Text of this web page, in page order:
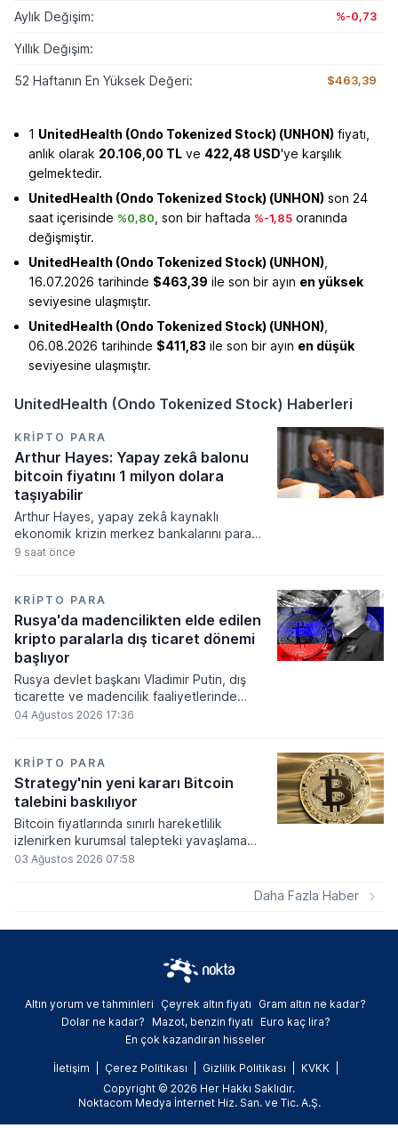
Aylık Değişim: %-0,73
Yıllık Değişim:
52 Haftanın En Yüksek Değeri: $463,39
1 UnitedHealth (Ondo Tokenized Stock) (UNHON) fiyatı,
anlık olarak 20.106,00 TL ve 422,48 USD'ye karşılık
gelmektedir.
UnitedHealth (Ondo Tokenized Stock) (UNHON) son 24
saat içerisinde %0,80 , son bir haftada %-1,85 oranında
değişmiştir.
UnitedHealth (Ondo Tokenized Stock) (UNHON)
16.07.2026 tarihinde $463,39 ile son bir ayın en yüksek
seviyesine ulaşmıştır.
UnitedHealth (Ondo Tokenized Stock) (UNHON)
06.08.2026 tarihinde $411,83 ile son bir ayın en düşük
seviyesine ulaşmıştır.
UnitedHealth (Ondo Tokenized Stock) Haberleri
KRIPTO PARA
Arthur Hayes: Yapay zekâ balonu
bitcoin fiyatını 1 milyon dolara
taşıyabilir
Arthur Hayes, yapay zekâ kaynaklı
ekonomik krizin merkez bankalarını para
basmaya zorlayacağını ve bu durumun
kayıplarının tetikleyeceği kredi krizinin
küresel likidite artışına yol açacağını belirtti
ve bitcoinin bu süreçte en hızlı tepki veren
varlık olacağı vurguladı.
9 saat önce
KRIPTO PARA
Rusya'da madencilikten elde edilen
kripto paralarla dış ticaret dönemi
başlıyor
Rusya devlet başkanı Vladimir Putin, dış
ticarette ve madencilik faaliyetlerinde
kripto varlıkların kullanımına onay veren
elde edilen dijital paraların belirli şartlar
altında dolaşımına ve menkul kıymet
alımlarında kullanılmasına olanak sağlanıyor.
04 Ağustos 2026 17:36
KRIPTO PARA
Strategy'nin yeni kararı Bitcoin
talebini baskılıyor
Bitcoin fiyatlarında sınırlı hareketlilik
izlenirken kurumsal talepteki yavaşlama
piyasa dinamiklerini etkiliyor. ABD Merkez
03 Ağustos 2026 07:58
Daha Fazla Haber
Altın yorum ve tahminleri Çeyrek altın fiyatı
Gram altın ne kadar?
Dolar ne kadar?
Mazot, benzin fiyatı
Euro kaç lira?
En çok kazandıran hisseler
İletişim Çerez Politikası Gizlilik Politikası
KVKK
Copyright © 2026 Her Hakkı Saklıdır.
Noktacom Medya İnternet Hiz. San. ve Tic. A.Ş.